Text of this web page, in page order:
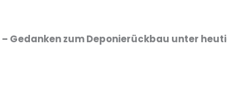
– Gedanken zum Deponierückbau unter